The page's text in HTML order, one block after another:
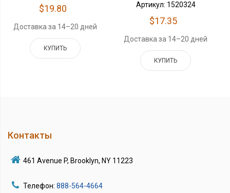
$19.80
Доставка за 14–20 дней
КУПИТЬ
Артикул: 1520324
$17.35
Доставка за 14–20 дней
КУПИТЬ
Контакты
461 Avenue P, Brooklyn, NY 11223
Телефон: 888-564-4664